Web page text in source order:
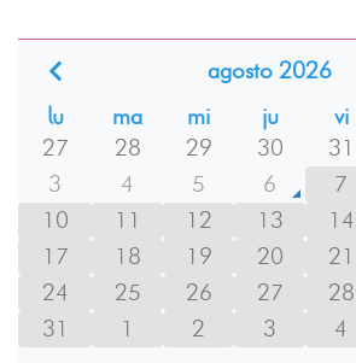
agosto 2026
lu
ma mi ju vi
27
28 29 30 31
3
4 5 6 7
10
11 12 13 14
17
18 19 20 21
24
25 26 27 28
31
1 2 3 4